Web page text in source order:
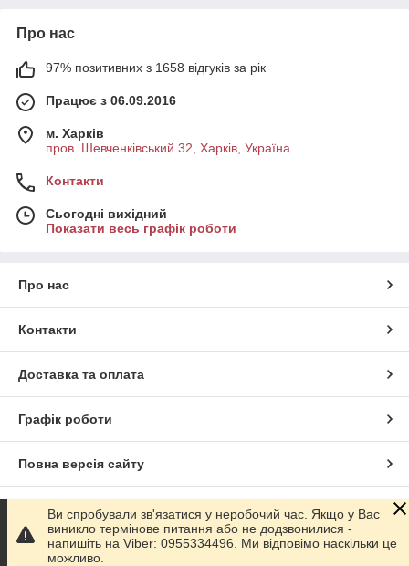
Про нас
97% позитивних з 1658 відгуків за рік
Працює з 06.09.2016
м. Харків
пров. Шевченківський 32, Харків, Україна
Контакти
Сьогодні вихідний
Показати весь графік роботи
Про нас
Контакти
Доставка та оплата
Графік роботи
Повна версія сайту
Сайт створено на маркетплейсі Prom.ua
Політика конфіденційності
Ви спробували зв'язатися у неробочий час. Якщо у Вас
виникло термінове питання або не додзвонилися -
напишіть на Viber: 0955334496. Ми відповімо наскільки це
можливо.